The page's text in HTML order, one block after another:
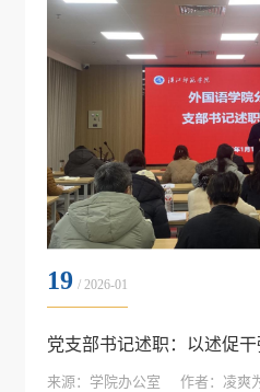
19 / 2026-01
来源：学院办公室 作者：凌爽